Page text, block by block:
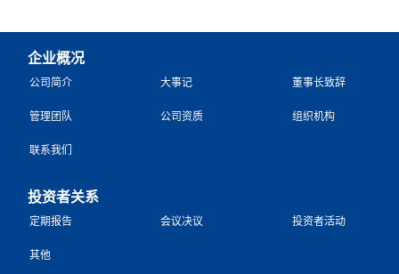
企业概况
公司简介 大事记 董事长致辞
管理团队 公司资质 组织机构
联系我们
投资者关系
定期报告 会议决议 投资者活动
其他